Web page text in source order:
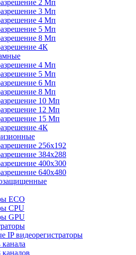
2 Мп
3 Мп
4 Мп
5 Мп
8 Мп
4К
4 Мп
5 Мп
6 Мп
8 Мп
10 Мп
12 Мп
15 Мп
4К
256x192
384х288
400x300
640х480
ECO
CPU
GPU
IP видеорегистраторы
канала
каналов